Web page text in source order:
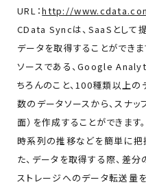
URL：http://
CData Syncは、SaaSとして
データを取得することができ
ソースである、Google
ちろんのこと、100種類以上の
数のデータソースから、スナッ
面）を作成することができま
時系列の推移などを簡単に把
た、データを取得する際、差
ストレージへのデータ転送量